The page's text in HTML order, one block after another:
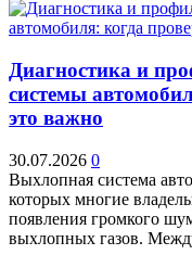
Диагностика и
системы
это важно
30.07.2026 0
Выхлопная система
которых многие
появления громкого
выхлопных газов.